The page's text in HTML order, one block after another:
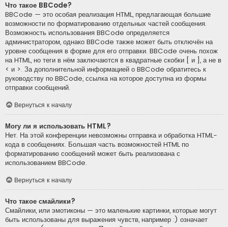
Что такое BBCode?
BBCode — это особая реализация HTML, предлагающая большие
возможности по форматированию отдельных частей сообщения.
Возможность использования BBCode определяется
администратором, однако BBCode также может быть отключён на
уровне сообщения в форме для его отправки. BBCode очень похож
на HTML, но теги в нём заключаются в квадратные скобки [ и ], а не в
< и >. За дополнительной информацией о BBCode обратитесь к
руководству по BBCode, ссылка на которое доступна из формы
отправки сообщений.
Вернуться к началу
Могу ли я использовать HTML?
Нет. На этой конференции невозможны отправка и обработка HTML-
кода в сообщениях. Большая часть возможностей HTML по
форматированию сообщений может быть реализована с
использованием BBCode.
Вернуться к началу
Что такое смайлики?
Смайлики, или эмотиконы — это маленькие картинки, которые могут
быть использованы для выражения чувств, например :) означает